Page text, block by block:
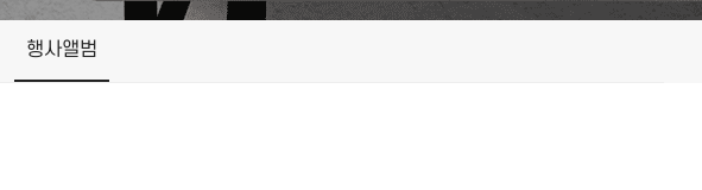
행사앨범